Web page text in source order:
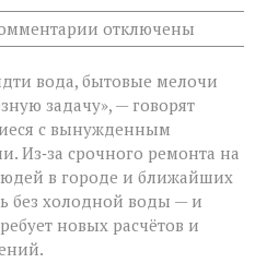
к
записи
воды
ни
туда
ни
сюда:
в
Зверево
и
окрестностях —
отключены
вода, бытовые мелочи
задачу», — говорят
с вынужденным
Из‑за срочного ремонта на
в городе и ближайших
без холодной воды — и
новых расчётов и